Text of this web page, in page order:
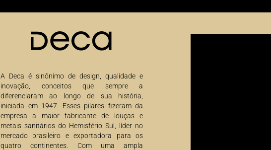
A Deca é sinônimo de design, qualidade e
inovação, conceitos que sempre a
diferenciaram ao longo de sua história,
iniciada em 1947. Esses pilares fizeram da
empresa a maior fabricante de louças e
metais sanitários do Hemisfério Sul, líder no
mercado brasileiro e exportadora para os
quatro continentes. Com uma ampla